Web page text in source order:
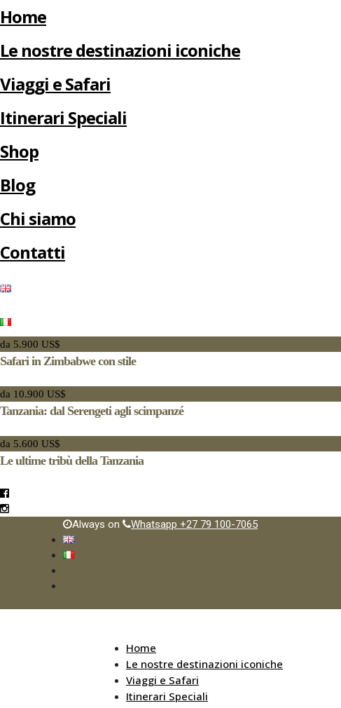
Home
Le nostre destinazioni iconiche
Viaggi e Safari
Itinerari Speciali
Shop
Blog
Chi siamo
Contatti
da 5.900 US$
Safari in Zimbabwe con stile
da 10.900 US$
Tanzania: dal Serengeti agli scimpanzé
da 5.600 US$
Le ultime tribù della Tanzania
Always on Whatsapp +27 79 100-7065
Home
Le nostre destinazioni iconiche
Viaggi e Safari
Itinerari Speciali